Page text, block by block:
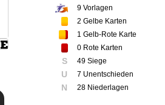
9 Vorlagen
2 Gelbe Karten
1 Gelb-Rote Karte
0 Rote Karten
S 49 Siege
U 7 Unentschieden
N 28 Niederlagen